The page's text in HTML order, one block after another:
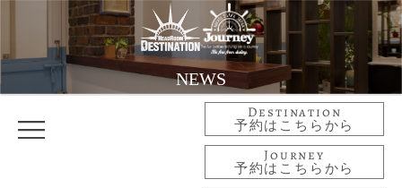
NEWS
Destination
予約はこちらから
Journey
予約はこちらから